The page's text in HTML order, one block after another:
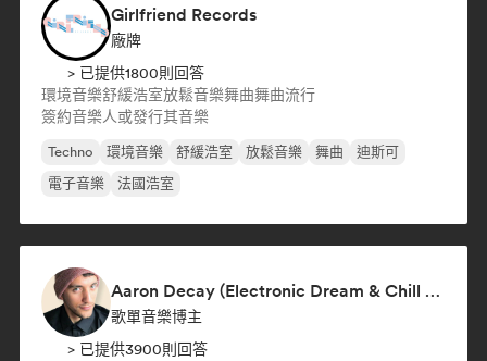
Girlfriend Records
廠牌
> 已提供1800則回答
環境音樂舒緩浩室放鬆音樂舞曲舞曲流行
簽約音樂人或發行其音樂
Techno 環境音樂 舒緩浩室 放鬆音樂 舞曲
迪斯可
電子音樂
法國浩室
Aaron Decay (Electronic Dream & Chill Electronic Dream playlists)
歌單音樂博主
> 已提供3900則回答